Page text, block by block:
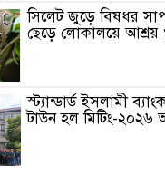
সিলেট জুড়ে বিষধর
ছেড়ে লোকালয়ে আশ্রয়
স্ট্যান্ডার্ড ইসলামী
টাউন হল মিটিং-২০২৬